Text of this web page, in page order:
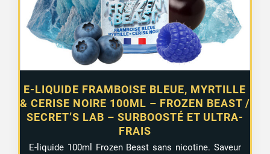
E-LIQUIDE FRAMBOISE BLEUE, MYRTILLE
& CERISE NOIRE 100ML – FROZEN BEAST /
SECRET’S LAB – SURBOOSTÉ ET ULTRA-
FRAIS
E-liquide 100ml Frozen Beast sans nicotine. Saveur